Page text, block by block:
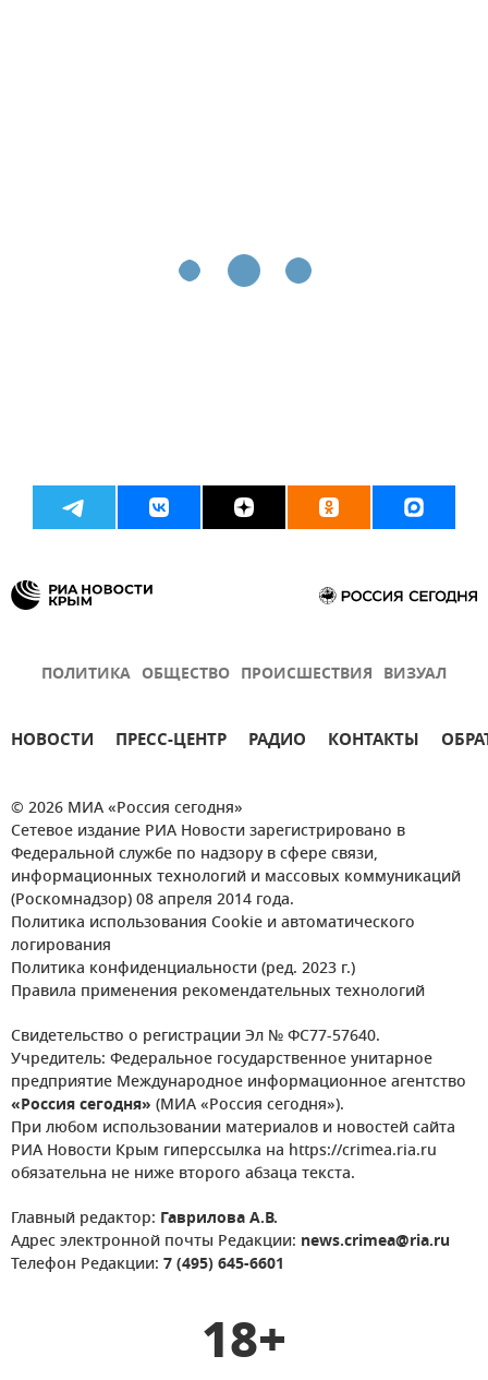
ПОЛИТИКА ОБЩЕСТВО ПРОИСШЕСТВИЯ ВИЗУАЛ
НОВОСТИ ПРЕСС-ЦЕНТР РАДИО КОНТАКТЫ
© 2026 МИА «Россия сегодня»
Сетевое издание РИА Новости зарегистрировано в
Федеральной службе по надзору в сфере связи,
информационных технологий и массовых коммуникаций
(Роскомнадзор) 08 апреля 2014 года.
Политика использования Cookie и автоматического
логирования
Политика конфиденциальности (ред. 2023 г.)
Правила применения рекомендательных технологий
Свидетельство о регистрации Эл № ФС77-57640.
Учредитель: Федеральное государственное унитарное
предприятие Международное информационное агентство
«Россия сегодня» (МИА «Россия сегодня»).
При любом использовании материалов и новостей сайта
РИА Новости Крым гиперссылка на https://crimea.ria.ru
обязательна не ниже второго абзаца текста.
Главный редактор: Гаврилова А.В.
Адрес электронной почты Редакции: news.crimea@ria.ru
Телефон Редакции: 7 (495) 645-6601
18+